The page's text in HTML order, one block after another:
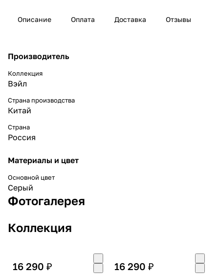
Описание Оплата Доставка Отзывы
Производитель
Коллекция
Вэйл
Страна производства
Китай
Страна
Россия
Материалы и цвет
Основной цвет
Серый
Фотогалерея
Коллекция
16 290 ₽ 16 290 ₽